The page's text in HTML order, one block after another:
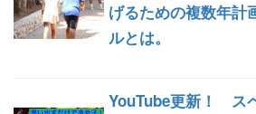
げるための複数年計
ルとは。
YouTube更新！ ス